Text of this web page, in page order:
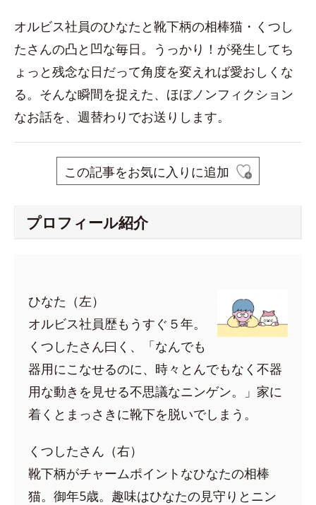
オルビス社員のひなたと靴下柄の相棒猫・くつし
たさんの凸と凹な毎日。うっかり！が発生してち
ょっと残念な日だって角度を変えれば愛おしくな
る。そんな瞬間を捉えた、ほぼノンフィクション
なお話を、週替わりでお送りします。
この記事をお気に入りに追加
プロフィール紹介
ひなた（左）
オルビス社員歴もうすぐ５年。
くつしたさん曰く、「なんでも
器用にこなせるのに、時々とんでもなく不器
用な動きを見せる不思議なニンゲン。」家に
着くとまっさきに靴下を脱いでしまう。
くつしたさん（右）
靴下柄がチャームポイントなひなたの相棒
猫。御年5歳。趣味はひなたの見守りとニン